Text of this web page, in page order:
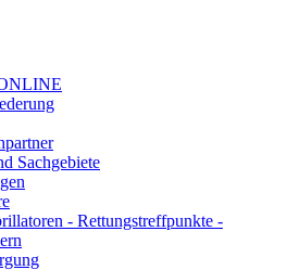
Sachgebiete
- Rettungstreffpunkte -